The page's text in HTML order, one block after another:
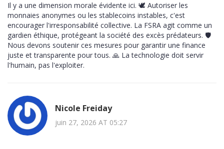
Il y a une dimension morale évidente ici. 🕊️ Autoriser les
monnaies anonymes ou les stablecoins instables, c'est
encourager l'irresponsabilité collective. La FSRA agit comme un
gardien éthique, protégeant la société des excès prédateurs. 🛡️
Nous devons soutenir ces mesures pour garantir une finance
juste et transparente pour tous. 🙏 La technologie doit servir
l'humain, pas l'exploiter.
Nicole Freiday
juin 27, 2026 AT 05:27